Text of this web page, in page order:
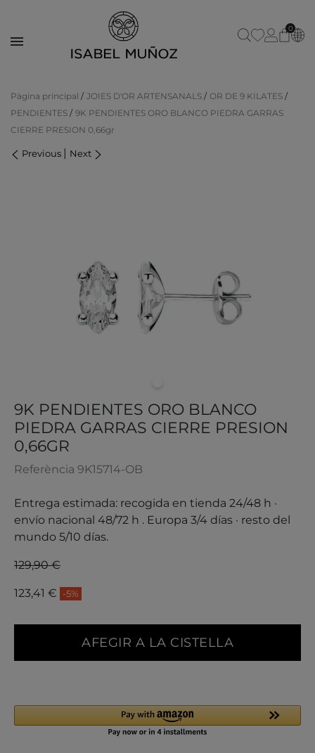
0
Pàgina principal JOIES D'OR ARTENSANALS
OR DE 9 KILATES
PENDIENTES
9K PENDIENTES ORO BLANCO PIEDRA GARRAS
CIERRE PRESION 0,66gr
Previous Next
9K PENDIENTES ORO BLANCO
PIEDRA GARRAS CIERRE PRESION
0,66GR
Referència 9K15714-OB
Entrega estimada: recogida en tienda 24/48 h ·
envío nacional 48/72 h . Europa 3/4 días · resto del
mundo 5/10 días.
129,90 €
123,41 € -5%
AFEGIR A LA CISTELLA